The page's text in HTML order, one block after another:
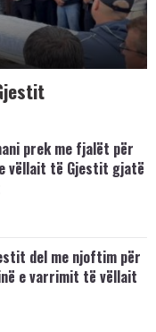
prek me fjalët për
vëllait të Gjestit gjatë
del me njoftim për
e varrimit të vëllait